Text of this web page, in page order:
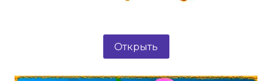
Открыть